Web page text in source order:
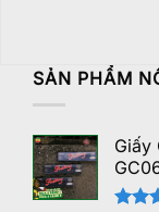
SẢN PHẨM
Giấy